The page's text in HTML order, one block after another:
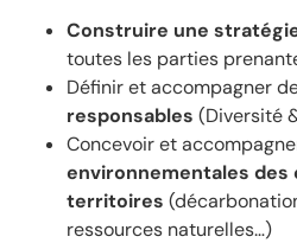
Construire une
toutes les parties
Définir et accompagner
responsables (Diversité
Concevoir et
environnementales
territoires
ressources naturelles…)